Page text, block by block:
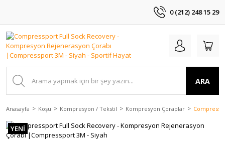
0 (212) 248 15 29
ARA
Anasayfa Koşu Kompresyon / Tekstil Kompresyon Çoraplar
YENİ